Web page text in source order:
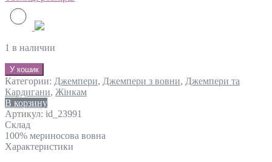
1 в наличии
У кошик
Категории: Джемпери, Джемпери з вовни, Джемпери та
Кардигани, Жінкам
В корзину
Артикул: id_23991
Склад
100% мериносова вовна
Характеристики